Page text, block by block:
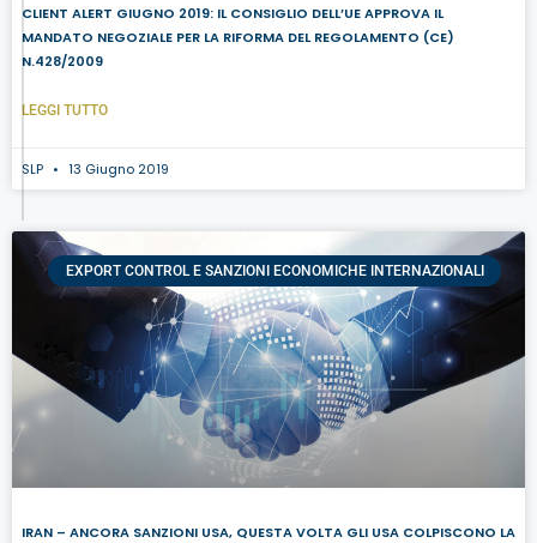
CLIENT ALERT GIUGNO 2019: IL CONSIGLIO DELL’UE APPROVA IL
MANDATO NEGOZIALE PER LA RIFORMA DEL REGOLAMENTO (CE)
N.428/2009
LEGGI TUTTO
SLP 13 Giugno 2019
EXPORT CONTROL E SANZIONI ECONOMICHE INTERNAZIONALI
IRAN – ANCORA SANZIONI USA, QUESTA VOLTA GLI USA COLPISCONO LA